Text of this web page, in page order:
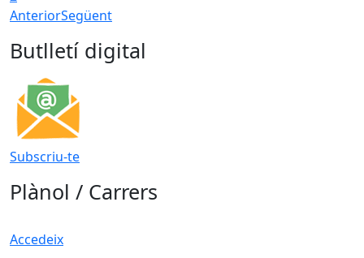
AnteriorSegüent
Butlletí digital
Subscriu-te
Plànol / Carrers
Accedeix